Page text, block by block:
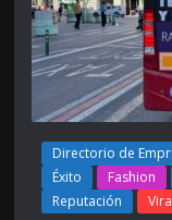
Directorio de
Éxito
Fashion
Reputación